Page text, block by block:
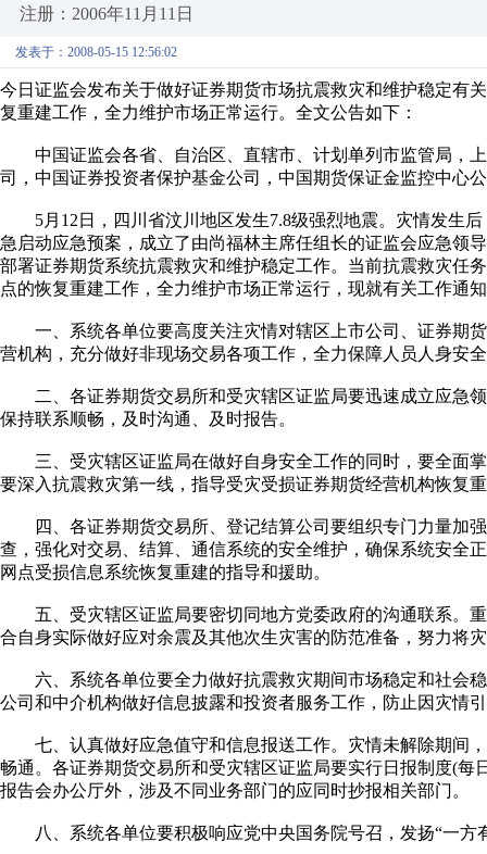
注册：2006年11月11日
发表于：2008-05-15 12:56:02
今日证监会发布关于做好证券期货市场抗震救灾和维护稳定有
复重建工作，全力维护市场正常运行。全文公告如下：
中国证监会各省、自治区、直辖市、计划单列市监管局，
司，中国证券投资者保护基金公司，中国期货保证金监控中心
5月12日，四川省汶川地区发生7.8级强烈地震。灾情发生后
急启动应急预案，成立了由尚福林主席任组长的证监会应急领
部署证券期货系统抗震救灾和维护稳定工作。当前抗震救灾任
点的恢复重建工作，全力维护市场正常运行，现就有关工作通
一、系统各单位要高度关注灾情对辖区上市公司、证券期
营机构，充分做好非现场交易各项工作，全力保障人员人身安
二、各证券期货交易所和受灾辖区证监局要迅速成立应急
保持联系顺畅，及时沟通、及时报告。
三、受灾辖区证监局在做好自身安全工作的同时，要全面
要深入抗震救灾第一线，指导受灾受损证券期货经营机构恢复
四、各证券期货交易所、登记结算公司要组织专门力量加
查，强化对交易、结算、通信系统的安全维护，确保系统安全
网点受损信息系统恢复重建的指导和援助。
五、受灾辖区证监局要密切同地方党委政府的沟通联系。
合自身实际做好应对余震及其他次生灾害的防范准备，努力将
六、系统各单位要全力做好抗震救灾期间市场稳定和社会
公司和中介机构做好信息披露和投资者服务工作，防止因灾情
七、认真做好应急值守和信息报送工作。灾情未解除期间
畅通。各证券期货交易所和受灾辖区证监局要实行日报制度(
报告会办公厅外，涉及不同业务部门的应同时抄报相关部门。
八、系统各单位要积极响应党中央国务院号召，发扬“一方